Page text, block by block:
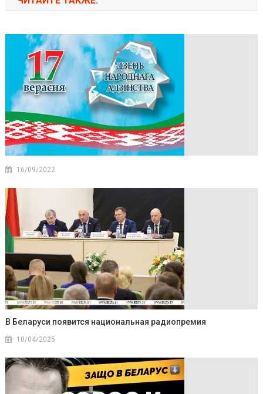
16/09/2022
В Беларуси появится национальная радиопремия
10/04/2025